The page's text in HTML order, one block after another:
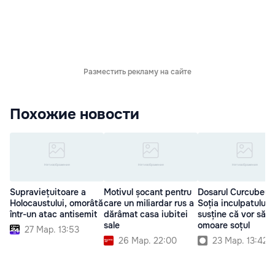
Разместить рекламу на сайте
Похожие новости
Supraviețuitoare a
Holocaustului, omorâtă
într-un atac antisemit
27 Мар. 13:53
Motivul șocant pentru
care un miliardar rus a
dărâmat casa iubitei
sale
26 Мар. 22:00
Dosarul Curcubeu:
Soția inculpatului
susține că vor să-i
omoare soțul
23 Мар. 13:42